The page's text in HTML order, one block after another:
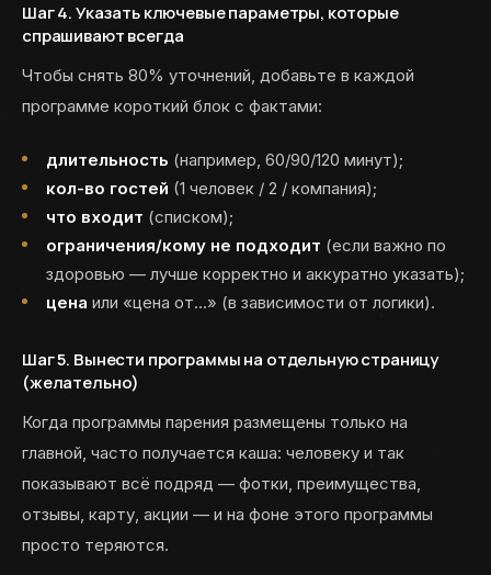
Шаг 4. Указать ключевые параметры, которые
спрашивают всегда
Чтобы снять 80% уточнений, добавьте в каждой
программе короткий блок с фактами:
длительность (например, 60/90/120 минут);
кол-во гостей (1 человек / 2 / компания);
что входит (списком);
ограничения/кому не подходит (если важно по
здоровью — лучше корректно и аккуратно указать);
цена или «цена от…» (в зависимости от логики).
Шаг 5. Вынести программы на отдельную страницу
(желательно)
Когда программы парения размещены только на
главной, часто получается каша: человеку и так
показывают всё подряд — фотки, преимущества,
отзывы, карту, акции — и на фоне этого программы
просто теряются.